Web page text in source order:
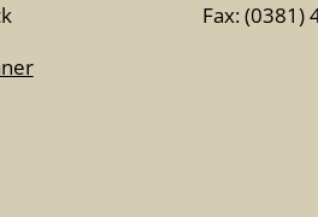
Fax: (0381)